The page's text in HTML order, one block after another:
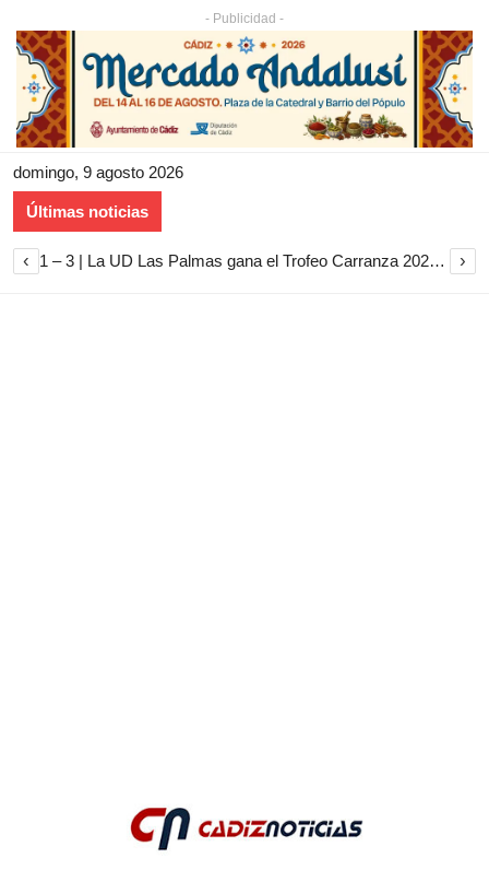
- Publicidad -
domingo, 9 agosto 2026
Últimas noticias
‹ 1 – 3 | La UD Las Palmas gana el Trofeo Carranza 2026 tras imponerse al Cádiz CF ›